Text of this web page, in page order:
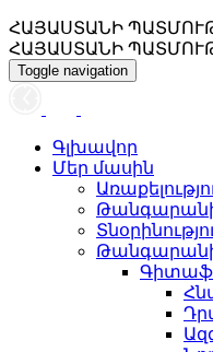
ՀԱՅԱՍՏԱՆԻ
ՀԱՅԱՍՏԱՆԻ
Toggle navigation
Գլխավոր
Մեր մասին